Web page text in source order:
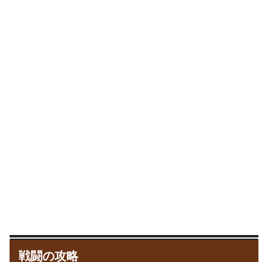
戦闘の攻略